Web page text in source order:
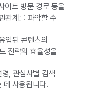
트 방문 경로 등을
관계를 파악할 수
입된 콘텐츠의
전략의 효율성을
, 관심사별 검색
데 사용됩니다.